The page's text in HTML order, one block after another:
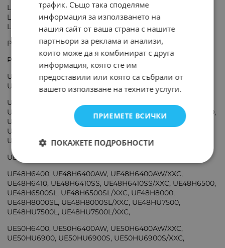
LE-32B350F1WXXH, LE328350F1WXXH, LE32B350,
LE32B350F1WXXH, LE 32B355, LE32B450, LE-32B450,
LE32B455, LE32B465,
PS-42B430, PS42B430, PS42B430P2W, PS42B435,
PS50B430, PS50B435,
UE32H6400, UE32H6400AW, UE32H6400AW/XXC,
UE32H6410, UE32H6410SS, UE32H6410SS/XXC,
UE40H6400, UE40H6400AW, UE40H6400AW/XXC,
UE40H6410, UE40H6410SS, UE40H6410SS/XXC, UE40H6500,
UE40H6500SL, UE40H6500SL/XXC, UE40H7000,
UE40H7000SL, UE40H7000SL/XXC, UE40HU6900,
UE40HU6900S, UE40HU6900S/XXC,
UE46H7000, UE46H7000SL, UE46H7000SL/XXC,
UE48H6400, UE48H6400AW, UE48H6400AW/XXC,
UE48H6410, UE48H6410SS, UE48H6410SS/XXC, UE48H6500,
UE48H6500SL, UE48H6500SL/XXC, UE48H8000,
UE48H8000SL, UE48H8000SL/XXC, UE48HU7500,
UE48HU7500L, UE48HU7500L/XXC,
UE50H6400, UE50H6400AW, UE50H6400AW/XXC,
UE50HU6900, UE50HU6900S, UE50HU6900S/XXC,
трафик. Също така споделяме
информация за използването на
нашия сайт от ваша страна с нашите
партньори за реклама и анализи,
които може да я комбинират с друга
информация, която сте им
предоставили или която са събрали от
вашето използване на техните услуги.
ПРИЕМЕТЕ ВСИЧКИ
ПОКАЖЕТЕ ПОДРОБНОСТИ